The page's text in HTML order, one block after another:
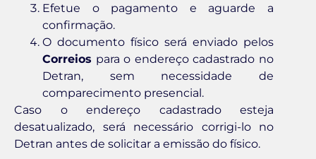
Efetue o pagamento e aguarde a
confirmação.
O documento físico será enviado pelos
Correios para o endereço cadastrado no
Detran, sem necessidade de
comparecimento presencial.
Caso o endereço cadastrado esteja
desatualizado, será necessário corrigi-lo no
Detran antes de solicitar a emissão do físico.